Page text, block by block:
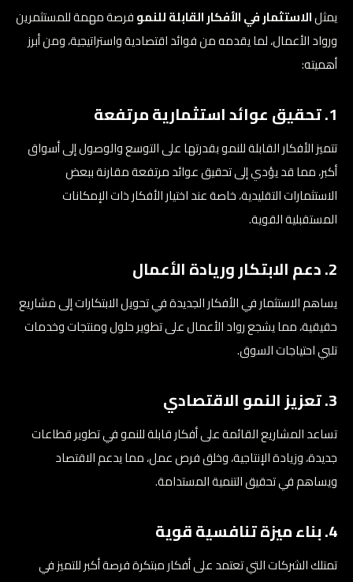
يمثلالاستثمار في الأفكار القابلة للنموفرصة مهمة للمستثمرين
ورواد الأعمال، لما يقدمه من فوائد اقتصادية واستراتيجية، ومن أبرز
أهميته:
1. تحقيق عوائد استثمارية مرتفعة
تتميز الأفكار القابلة للنمو بقدرتها على التوسع والوصول إلى أسواق
أكبر، مما قد يؤدي إلى تحقيق عوائد مرتفعة مقارنة ببعض
الاستثمارات التقليدية، خاصة عند اختيار الأفكار ذات الإمكانات
المستقبلية القوية.
2. دعم الابتكار وريادة الأعمال
يساهم الاستثمار في الأفكار الجديدة في تحويل الابتكارات إلى مشاريع
حقيقية، مما يشجع رواد الأعمال على تطوير حلول ومنتجات وخدمات
تلبي احتياجات السوق.
3. تعزيز النمو الاقتصادي
تساعد المشاريع القائمة على أفكار قابلة للنمو في تطوير قطاعات
جديدة، وزيادة الإنتاجية، وخلق فرص عمل، مما يدعم الاقتصاد
ويساهم في تحقيق التنمية المستدامة.
4. بناء ميزة تنافسية قوية
تمتلك الشركات التي تعتمد على أفكار مبتكرة فرصة أكبر للتميز في